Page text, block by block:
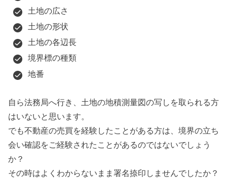
土地の広さ
土地の形状
土地の各辺長
境界標の種類
地番
自ら法務局へ行き、土地の地積測量図の写しを取られる方
はいないと思います。
でも不動産の売買を経験したことがある方は、境界の立ち
会い確認をご経験されたことがあるのではないでしょう
か？
その時はよくわからないまま署名捺印しませんでしたか？